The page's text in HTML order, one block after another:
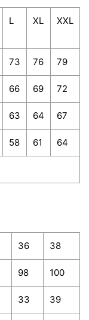
L XL XXL
73 76 79
66 69 72
63 64 67
58 61 64
36 38
98 100
33 39